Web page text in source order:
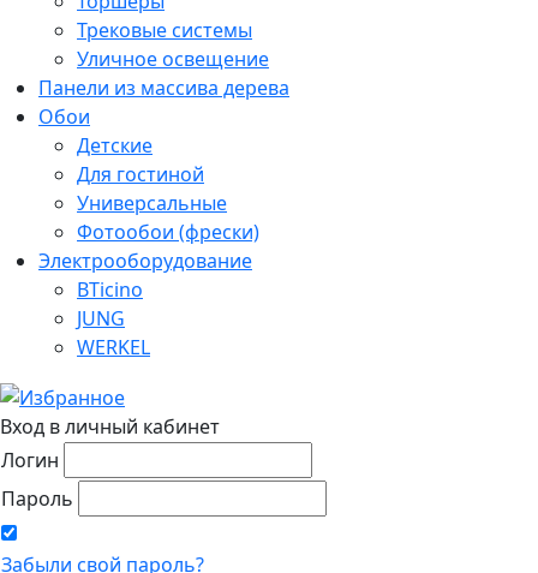
Трековые системы
Уличное освещение
Панели из массива дерева
Обои
Детские
Для гостиной
Универсальные
Фотообои (фрески)
Электрооборудование
BTicino
JUNG
WERKEL
Вход в личный кабинет
Логин
Пароль
Забыли свой пароль?